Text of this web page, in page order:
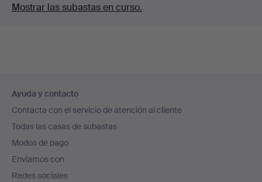
Mostrar las subastas en curso.
en
el
pie
de
página
Ayuda y contacto
Contacta con el servicio de atención al cliente
Todas las casas de subastas
Modos de pago
Enviamos con
Redes sociales